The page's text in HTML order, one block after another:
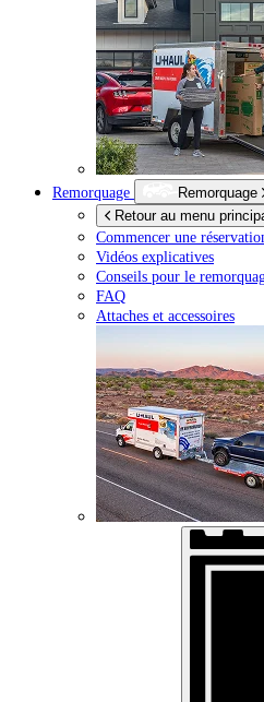
Remorquage
Remorquage
Retour au menu
Commencer une
Vidéos explicatives
Conseils pour le
FAQ
Attaches et accessoires